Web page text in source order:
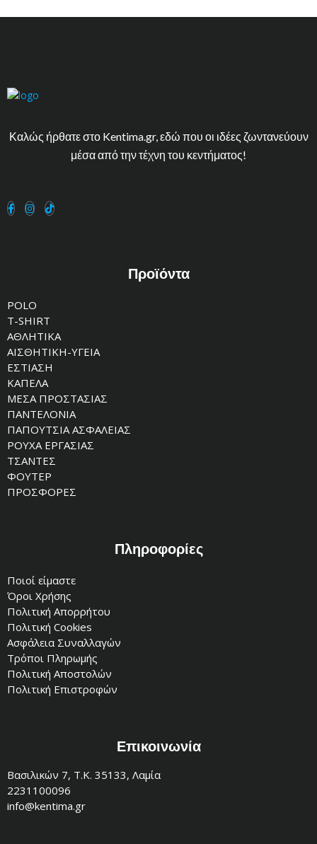
Καλώς ήρθατε στο Kentima.gr, εδώ που οι ιδέες ζωντανεύουν
μέσα από την τέχνη του κεντήματος!
Προϊόντα
POLO
T-SHIRT
ΑΘΛΗΤΙΚΑ
ΑΙΣΘΗΤΙΚΗ-ΥΓΕΙΑ
ΕΣΤΙΑΣΗ
ΚΑΠΕΛΑ
ΜΕΣΑ ΠΡΟΣΤΑΣΙΑΣ
ΠΑΝΤΕΛΟΝΙΑ
ΠΑΠΟΥΤΣΙΑ ΑΣΦΑΛΕΙΑΣ
ΡΟΥΧΑ ΕΡΓΑΣΙΑΣ
ΤΣΑΝΤΕΣ
ΦΟΥΤΕΡ
ΠΡΟΣΦΟΡΕΣ
Πληροφορίες
Ποιοί είμαστε
Όροι Χρήσης
Πολιτική Απορρήτου
Πολιτική Cookies
Ασφάλεια Συναλλαγών
Τρόποι Πληρωμής
Πολιτική Αποστολών
Πολιτική Επιστροφών
Επικοινωνία
Βασιλικών 7, Τ.Κ. 35133, Λαμία
2231100096
info@kentima.gr